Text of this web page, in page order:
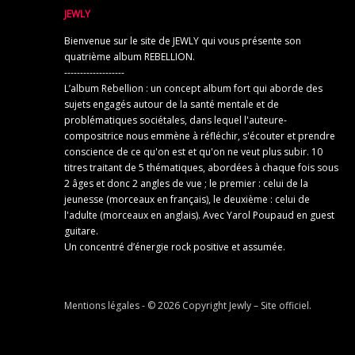
JEWLY
Bienvenue sur le site de JEWLY qui vous présente son
quatrième album REBELLION.
-------------------
L’album Rebellion : un concept album fort qui aborde des
sujets engagés autour de la santé mentale et de
problématiques sociétales, dans lequel l'auteure-
compositrice nous emmène à réfléchir, s'écouter et prendre
conscience de ce qu'on est et qu'on ne veut plus subir. 10
titres traitant de 5 thématiques, abordées à chaque fois sous
2 âges et donc 2 angles de vue ; le premier : celui de la
jeunesse (morceaux en français), le deuxième : celui de
l'adulte (morceaux en anglais). Avec Yarol Poupaud en guest
guitare.
Un concentré d’énergie rock positive et assumée.
Mentions légales- © 2026 Copyright Jewly – Site officiel.